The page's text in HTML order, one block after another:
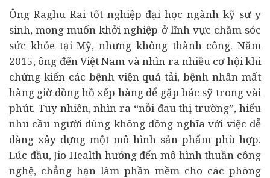
Ông Raghu Rai tốt nghiệp đại học ngành kỹ sư y
sinh, mong muốn khởi nghiệp ở lĩnh vực chăm sóc
sức khỏe tại Mỹ, nhưng không thành công. Năm
2015, ông đến Việt Nam và nhìn ra nhiều cơ hội khi
chứng kiến các bệnh viện quá tải, bệnh nhân mất
hàng giờ đồng hồ xếp hàng để gặp bác sỹ trong vài
phút. Tuy nhiên, nhìn ra “nỗi đau thị trường”, hiểu
nhu cầu người dùng không đồng nghĩa với việc dễ
dàng xây dựng một mô hình sản phẩm phù hợp.
Lúc đầu, Jio Health hướng đến mô hình thuần công
nghệ, chẳng hạn làm phần mềm cho các phòng